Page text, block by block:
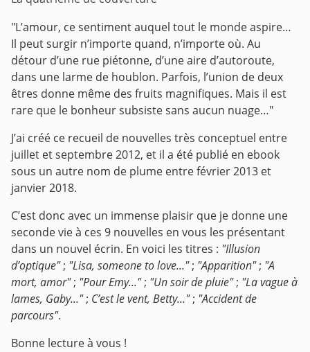
"L’amour, ce sentiment auquel tout le monde aspire…
Il peut surgir n’importe quand, n’importe où. Au
détour d’une rue piétonne, d’une aire d’autoroute,
dans une larme de houblon. Parfois, l’union de deux
êtres donne même des fruits magnifiques. Mais il est
rare que le bonheur subsiste sans aucun nuage…"
J’ai créé ce recueil de nouvelles très conceptuel entre
juillet et septembre 2012, et il a été publié en ebook
sous un autre nom de plume entre février 2013 et
janvier 2018.
C’est donc avec un immense plaisir que je donne une
seconde vie à ces 9 nouvelles en vous les présentant
dans un nouvel écrin. En voici les titres : "Illusion
d’optique"; "Lisa, someone to love..."; "Apparition"; "A
mort, amor"; "Pour Emy..."; "Un soir de pluie"; "La vague à
lames, Gaby..."; C’est le vent, Betty..."; "Accident de
parcours".
Bonne lecture à vous !